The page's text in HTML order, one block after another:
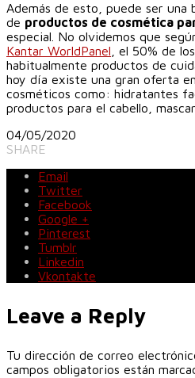
Además de esto, puede ser una
de productos de cosmética
especial. No olvidemos que
Kantar WorldPanel , el 50% de
habitualmente productos de
hoy día existe una gran oferta
cosméticos como: hidratantes
productos para el cabello,
04/05/2020
SHARE
Email
Twitter
Facebook
Google +
Pinterest
Tumblr
Linkedin
Vkontakte
Leave a Reply
Tu dirección de correo
campos obligatorios están